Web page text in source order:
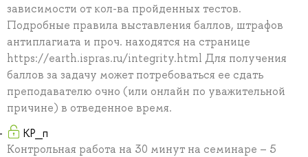
зависимости от кол-ва пройденных тестов.
Подробные правила выставления баллов, штрафов
антиплагиата и проч. находятся на странице
https://earth.ispras.ru/integrity.html Для получения
баллов за задачу может потребоваться ее сдать
преподавателю очно (или онлайн по уважительной
причине) в отведенное время.
КР_п
Контрольная работа на 30 минут на семинаре – 5